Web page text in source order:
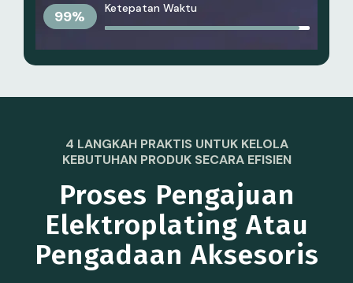
99% Ketepatan Waktu
4 LANGKAH PRAKTIS UNTUK KELOLA
KEBUTUHAN PRODUK SECARA EFISIEN
Proses Pengajuan
Elektroplating Atau
Pengadaan Aksesoris